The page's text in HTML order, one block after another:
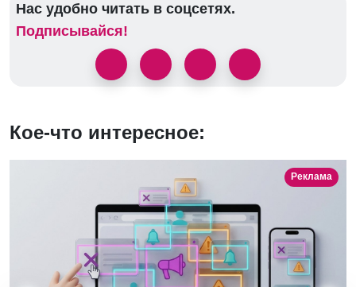
Нас удобно читать в соцсетях.
Подписывайся!
Кое-что интересное:
Реклама